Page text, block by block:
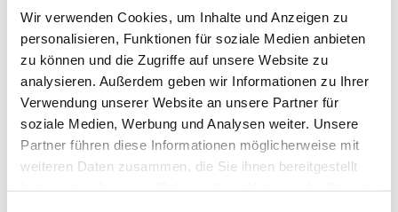
Wir verwenden Cookies, um Inhalte und Anzeigen zu
personalisieren, Funktionen für soziale Medien anbieten
zu können und die Zugriffe auf unsere Website zu
analysieren. Außerdem geben wir Informationen zu Ihrer
Verwendung unserer Website an unsere Partner für
soziale Medien, Werbung und Analysen weiter. Unsere
Partner führen diese Informationen möglicherweise mit
weiteren Daten zusammen, die Sie ihnen bereitgestellt
Donnerstag, 11. November 2027,
19:15 Uhr